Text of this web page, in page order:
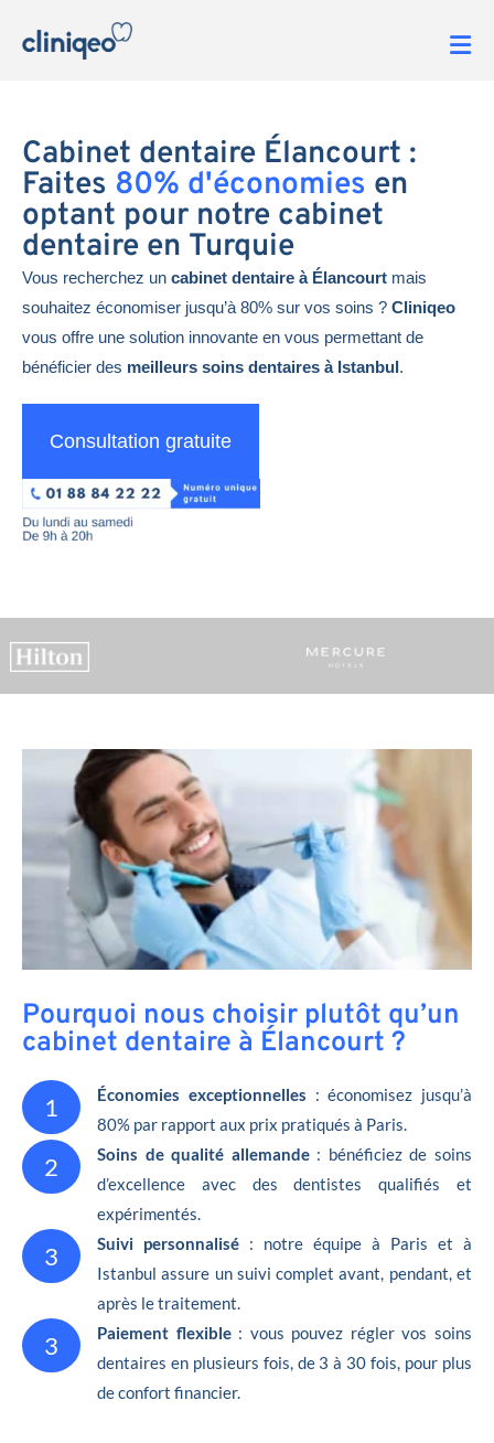
Cabinet dentaire Élancourt :
Faites 80% d'économies en
optant pour notre cabinet
dentaire en Turquie
Vous recherchez un cabinet dentaire à Élancourt mais
souhaitez économiser jusqu’à 80% sur vos soins ? Cliniqeo
vous offre une solution innovante en vous permettant de
bénéficier des meilleurs soins dentaires à Istanbul.
Consultation gratuite
Pourquoi nous choisir plutôt qu’un
cabinet dentaire à Élancourt ?
1 Économies exceptionnelles : économisez jusqu’à
80% par rapport aux prix pratiqués à Paris.
2 Soins de qualité allemande: bénéficiez de soins
d’excellence avec des dentistes qualifiés et
expérimentés.
3 Suivi personnalisé : notre équipe à Paris et à
Istanbul assure un suivi complet avant, pendant, et
après le traitement.
3 Paiement flexible: vous pouvez régler vos soins
dentaires en plusieurs fois, de 3 à 30 fois, pour plus
de confort financier.